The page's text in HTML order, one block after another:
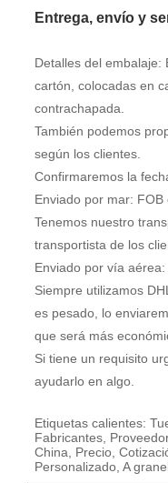
Entrega, envío y
Detalles del embalaje:
cartón, colocadas en
contrachapada.
También podemos
según los clientes.
Confirmaremos la
Enviado por mar: FOB
Tenemos nuestro
transportista de los
Enviado por vía
Siempre utilizamos
es pesado, lo
que será más
Si tiene un requisito
ayudarlo en algo.
Etiquetas calientes:
Fabricantes,
China, Precio,
Personalizado, A